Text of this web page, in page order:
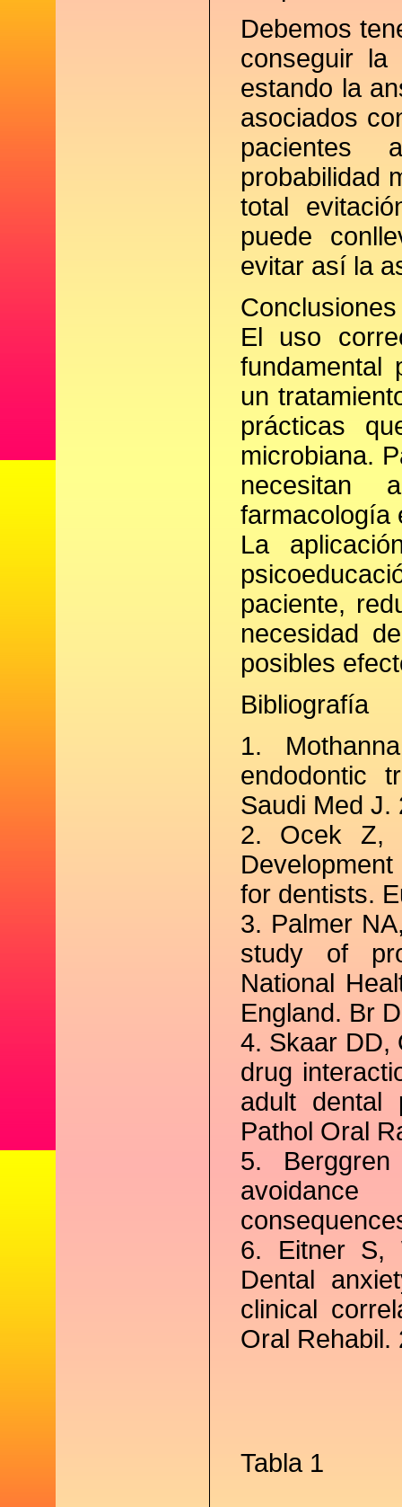
Debemos
conseguir
estando la
asociados
pacientes
probabilidad
total
puede
evitar así la
Conclusiones
El uso
fundamental
un
prácticas
microbiana.
necesitan
farmacología
La
paciente,
necesidad
posibles
Bibliografía
1.
endodontic
Saudi Med J.
2. Ocek Z,
for dentists.
3. Palmer
study of
National
England. Br
4. Skaar DD,
drug
adult dental
Pathol Oral
5.
6. Eitner S,
Dental
clinical
Oral Rehabil.
Tabla 1